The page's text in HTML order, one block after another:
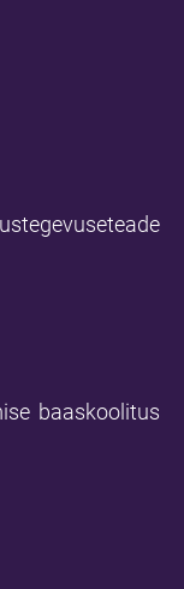
baaskoolitus